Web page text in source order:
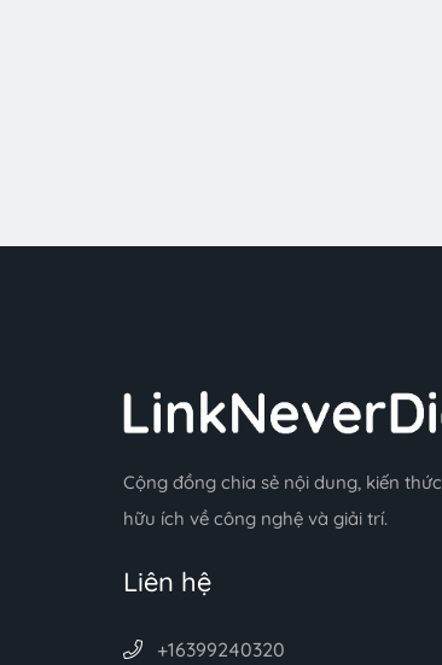
Cộng đồng chia sẻ nội dung, kiến thức
hữu ích về công nghệ và giải trí.
Liên hệ
+16399240320